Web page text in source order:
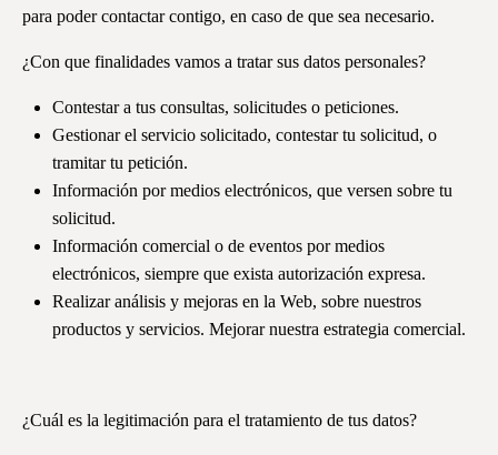
para poder contactar contigo, en caso de que sea necesario.
¿Con que finalidades vamos a tratar sus datos personales?
Contestar a tus consultas, solicitudes o peticiones.
Gestionar el servicio solicitado, contestar tu solicitud, o
tramitar tu petición.
Información por medios electrónicos, que versen sobre tu
solicitud.
Información comercial o de eventos por medios
electrónicos, siempre que exista autorización expresa.
Realizar análisis y mejoras en la Web, sobre nuestros
productos y servicios. Mejorar nuestra estrategia comercial.
¿Cuál es la legitimación para el tratamiento de tus datos?